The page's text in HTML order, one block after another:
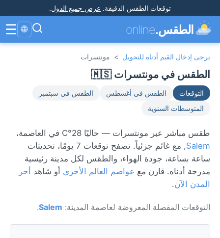
توقعات الطقس الدقيقة. عرض جميع الدول.
الطقس.online
🌐
☰
يرجى إدخال القيم أدناه للتحويل > مونتسرات
الطقس في مونتسرات 🇲🇸
التوقعات الطقس في أغسطس
الطقس في سبتمبر
المتوسطات السنوية
طقس مباشر عبر مونتسرات — حاليًا 28°C في العاصمة،
Salem
, مع غائم جزئياً. تصفح توقعات 7 يومًا، تحديثات
ساعة بساعة، جودة الهواء، والطقس لكل مدينة رئيسية
مدرجة أدناه. قارن مع عواصم العالم الأخرى أو شاهد أحر
المدن الآن.
التوقعات المفصلة المعروضة لعاصمة المدينة: Salem
.